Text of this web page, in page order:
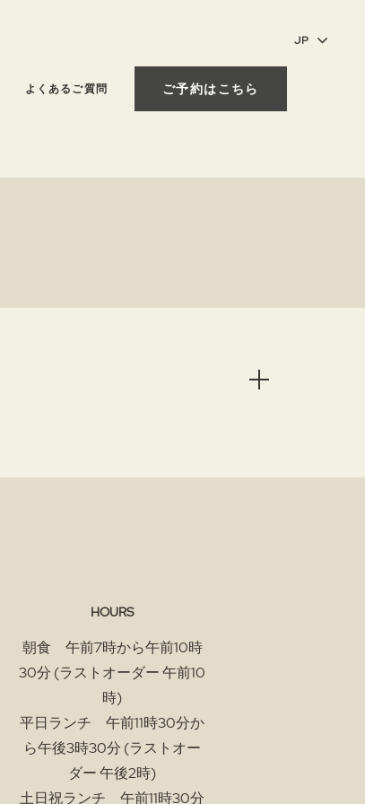
よくあるご質問 ご予約はこちら
HOURS
朝食 午前7時から午前10時
30分 (ラストオーダー 午前10
時)
平日ランチ 午前11時30分か
ら午後3時30分 (ラストオー
ダー 午後2時)
土日祝ランチ 午前11時30分